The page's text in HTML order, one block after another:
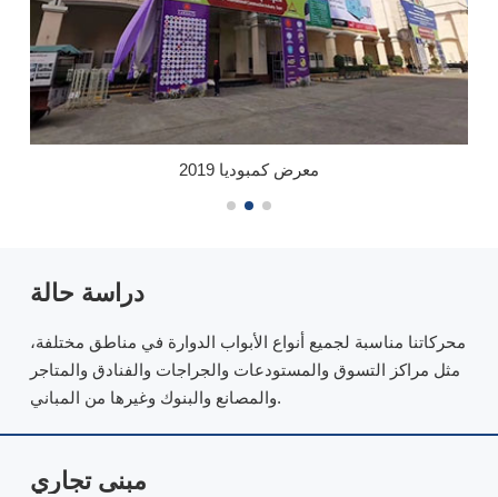
معرض دبي 2018
دراسة حالة
محركاتنا مناسبة لجميع أنواع الأبواب الدوارة في مناطق مختلفة،
مثل مراكز التسوق والمستودعات والجراجات والفنادق والمتاجر
والمصانع والبنوك وغيرها من المباني.
سوبر ماركت